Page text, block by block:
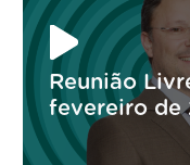
Reunião
fevereiro de